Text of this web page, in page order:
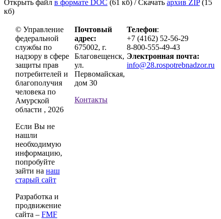
Открыть файл в формате DOC (61 кб) / Скачать архив ZIP (15
кб)
© Управление
федеральной
службы по
надзору в сфере
защиты прав
потребителей и
благополучия
человека по
Амурской
области , 2026
Если Вы не
нашли
необходимую
информацию,
попробуйте
зайти на наш
старый сайт
Разработка и
продвижение
сайта – FMF
Почтовый
адрес:
675002, г.
Благовещенск,
ул.
Первомайская,
дом 30
Контакты
Телефон:
+7 (4162) 52-56-29
8-800-555-49-43
Электронная почта:
info@28.rospotrebnadzor.ru